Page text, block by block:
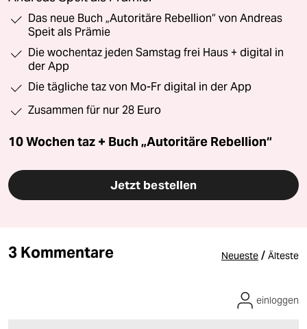
Das neue Buch „Autoritäre Rebellion“ von Andreas
Speit als Prämie
Die wochentaz jeden Samstag frei Haus + digital in
der App
Die tägliche taz von Mo-Fr digital in der App
Zusammen für nur 28 Euro
10 Wochen taz + Buch „Autoritäre Rebellion“
Jetzt bestellen
3 Kommentare Neueste / Älteste
einloggen